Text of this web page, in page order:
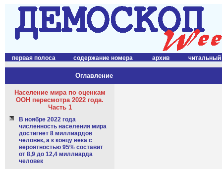
первая полоса содержание номера архив читальный
Оглавление
Население мира по оценкам
ООН пересмотра 2022 года.
Часть 1
В ноябре 2022 года
численность населения мира
достигнет 8 миллиардов
человек, а к концу века с
вероятностью 95% составит
от 8,9 до 12,4 миллиарда
человек